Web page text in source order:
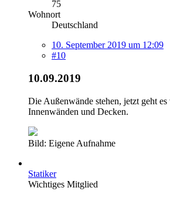
75
Wohnort
Deutschland
10. September 2019 um 12:09
#10
10.09.2019
Die Außenwände stehen, jetzt geht
Innenwänden und Decken.
Bild: Eigene Aufnahme
Statiker
Wichtiges Mitglied